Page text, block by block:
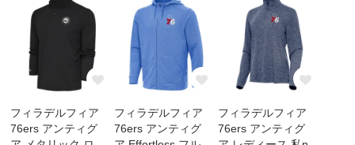
フィラデルフィア
76ers アンティグ
フィラデルフィア
76ers アンティグ
フィラデルフィア
76ers アンティグ